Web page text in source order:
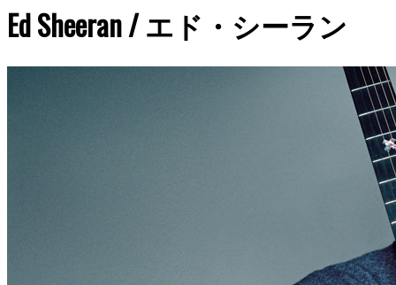
Ed Sheeran / エド・シーラン